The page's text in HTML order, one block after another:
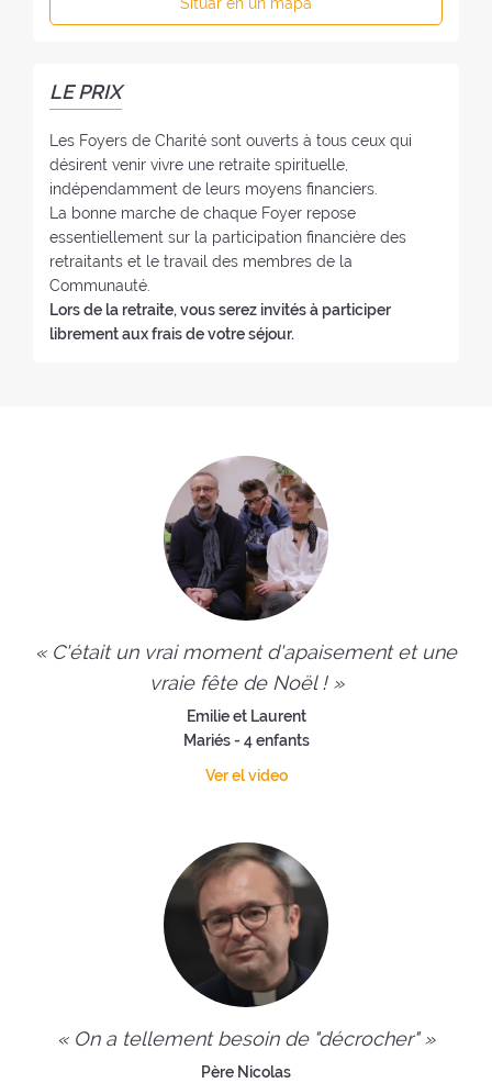
y
:o
:
Situar en un mapa
LE PRIX
Les Foyers de Charité sont ouverts à tous ceux qui
désirent venir vivre une retraite spirituelle,
indépendamment de leurs moyens financiers.
La bonne marche de chaque Foyer repose
essentiellement sur la participation financière des
retraitants et le travail des membres de la
Communauté.
Lors de la retraite, vous serez invités à participer
librement aux frais de votre séjour.
« C'était un vrai moment d'apaisement et une
vraie fête de Noël ! »
Emilie et Laurent
Mariés - 4 enfants
Ver el video
« On a tellement besoin de "décrocher" »
Père Nicolas